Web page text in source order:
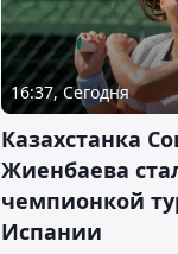
16:37, Сегодня
Казахстанка
Жиенбаева
чемпионкой
Испании